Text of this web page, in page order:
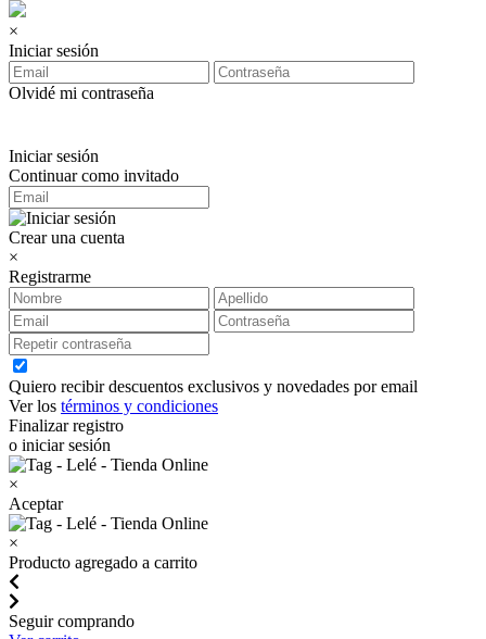
×
Iniciar sesión
Olvidé mi contraseña
Iniciar sesión
Continuar como invitado
Crear una cuenta
×
Registrarme
Quiero recibir descuentos exclusivos y novedades por email
Ver los términos y condiciones
Finalizar registro
o iniciar sesión
×
Aceptar
×
Producto agregado a carrito
Seguir comprando